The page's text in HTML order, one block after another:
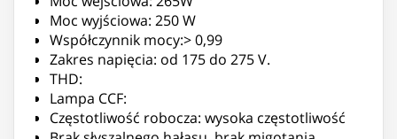
Moc wyjściowa: 250 W
Współczynnik mocy:> 0,99
Zakres napięcia: od 175 do 275 V.
THD:
Lampa CCF:
Częstotliwość robocza: wysoka częstotliwość